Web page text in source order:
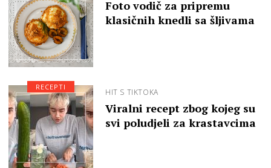
Foto vodič za pripremu
klasičnih knedli sa šljivama
HIT S TIKTOKA
Viralni recept zbog kojeg su
svi poludjeli za krastavcima
RECEPTI